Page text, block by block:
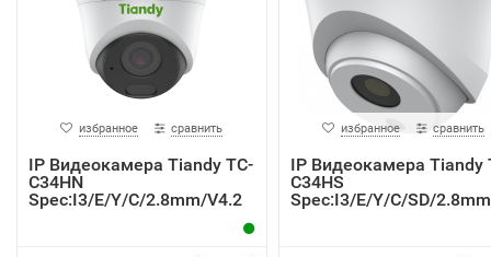
избранное сравнить
IP Видеокамера Tiandy TC-
C34HN
Spec:I3/E/Y/C/2.8mm/V4.2
избранное сравнить
IP Видеокамера Tiandy
C34HS
Spec:I3/E/Y/C/SD/